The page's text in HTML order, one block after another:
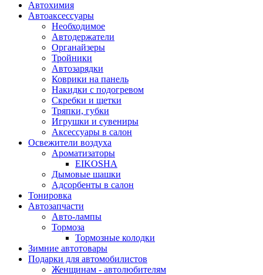
Автохимия
Автоаксессуары
Необходимое
Автодержатели
Органайзеры
Тройники
Автозарядки
Коврики на панель
Накидки с подогревом
Скребки и щетки
Тряпки, губки
Игрушки и сувениры
Аксессуары в салон
Освежители воздуха
Ароматизаторы
EIKOSHA
Дымовые шашки
Адсорбенты в салон
Тонировка
Автозапчасти
Авто-лампы
Тормоза
Тормозные колодки
Зимние автотовары
Подарки для автомобилистов
Женщинам - автолюбителям